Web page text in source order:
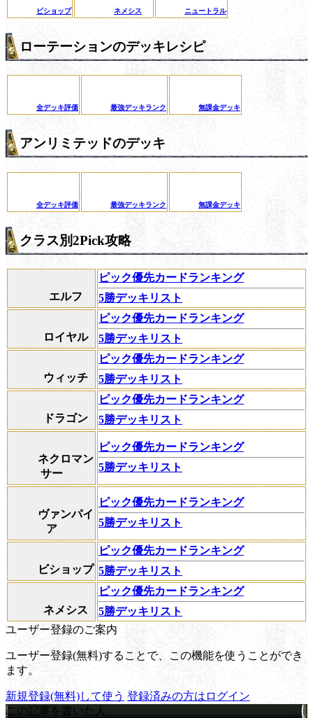
ビショップ ネメシス ニュートラル
ローテーションのデッキレシピ
全デッキ評価 最強デッキランク 無課金デッキ
アンリミテッドのデッキ
全デッキ評価 最強デッキランク 無課金デッキ
クラス別2Pick攻略
エルフ
ピック優先カードランキング
5勝デッキリスト
ロイヤル
ピック優先カードランキング
5勝デッキリスト
ウィッチ
ピック優先カードランキング
5勝デッキリスト
ドラゴン
ピック優先カードランキング
5勝デッキリスト
ネクロマン
サー
ピック優先カードランキング
5勝デッキリスト
ヴァンパイ
ア
ピック優先カードランキング
5勝デッキリスト
ビショップ
ピック優先カードランキング
5勝デッキリスト
ネメシス
ピック優先カードランキング
5勝デッキリスト
ユーザー登録のご案内
ユーザー登録(無料)することで、この機能を使うことができ
ます。
新規登録(無料)して使う 登録済みの方はログイン
この記事を書いた人